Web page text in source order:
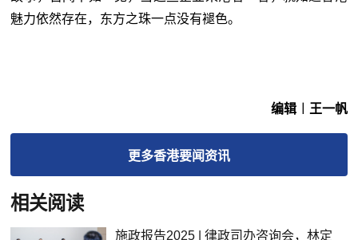
魅力依然存在，东方之珠一点没有褪色。
编辑︱王一帆
更多香港要闻资讯
相关阅读
施政报告2025 | 律政司办咨询会，林定